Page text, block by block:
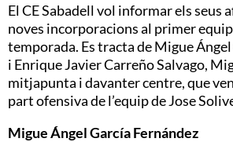
El CE Sabadell vol informar els seus
noves incorporacions al primer
temporada. Es tracta de Migue
i Enrique Javier Carreño Salvago,
mitjapunta i davanter centre, que
part ofensiva de l’equip de Jose
Migue Ángel García Fernández